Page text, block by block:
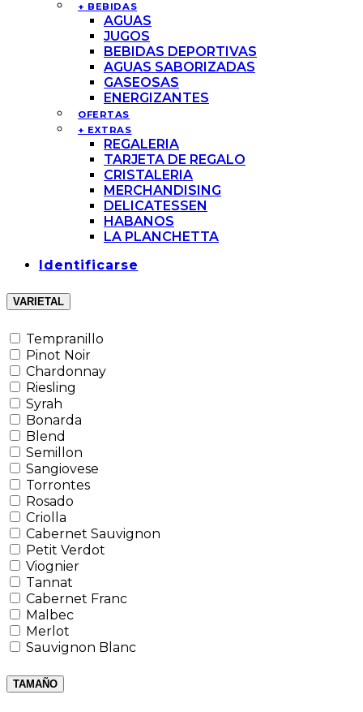
+ BEBIDAS
AGUAS
JUGOS
BEBIDAS DEPORTIVAS
AGUAS SABORIZADAS
GASEOSAS
ENERGIZANTES
OFERTAS
+ EXTRAS
REGALERIA
TARJETA DE REGALO
CRISTALERIA
MERCHANDISING
DELICATESSEN
HABANOS
LA PLANCHETTA
Identificarse
VARIETAL
Tempranillo
Pinot Noir
Chardonnay
Riesling
Syrah
Bonarda
Blend
Semillon
Sangiovese
Torrontes
Rosado
Criolla
Cabernet Sauvignon
Petit Verdot
Viognier
Tannat
Cabernet Franc
Malbec
Merlot
Sauvignon Blanc
TAMAÑO